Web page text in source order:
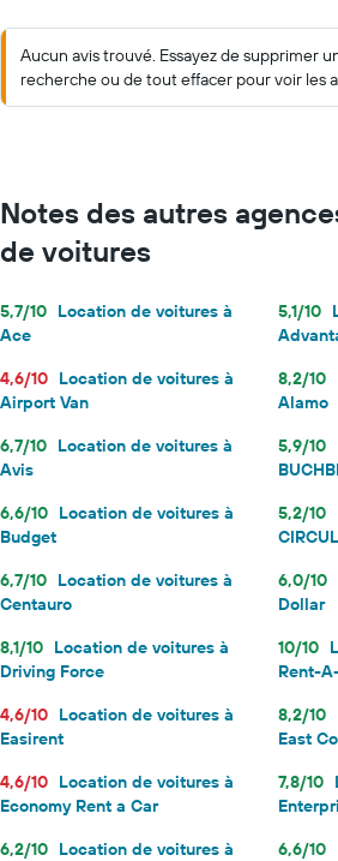
Aucun avis trouvé. Essayez de supprimer
recherche ou de tout effacer pour voir les
Notes des autres
de voitures
5,7/10 Location de voitures à
Ace
5,1/10
4,6/10 Location de voitures à
Airport Van
8,2/10
Alamo
6,7/10 Location de voitures à
Avis
5,9/10
6,6/10 Location de voitures à
Budget
5,2/10
6,7/10 Location de voitures à
Centauro
6,0/10
Dollar
8,1/10 Location de voitures à
Driving Force
10/10
Rent-
4,6/10 Location de voitures à
Easirent
8,2/10
East
4,6/10 Location de voitures à
Economy Rent a Car
7,8/10
6,2/10 Location de voitures à
6,6/10